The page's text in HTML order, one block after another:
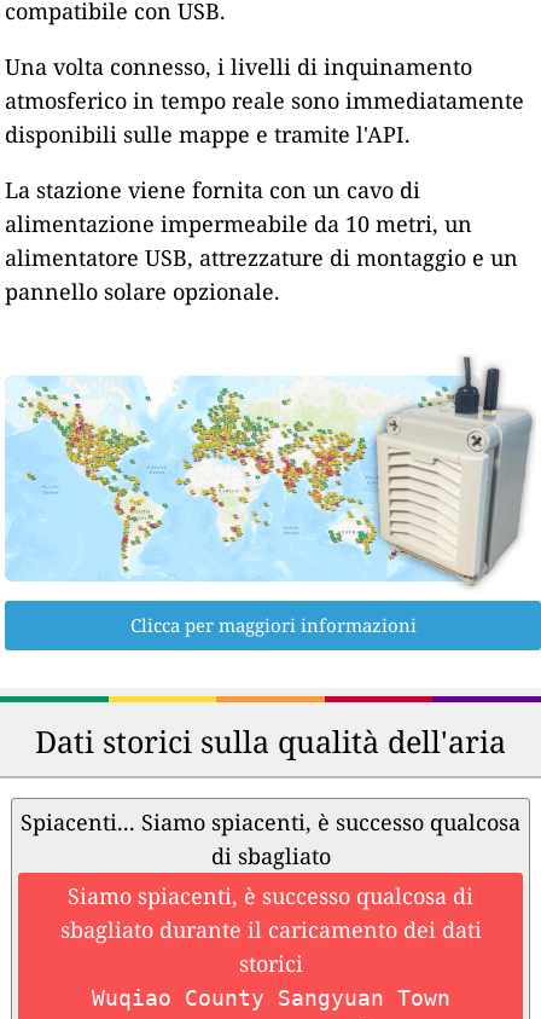
compatibile con USB.
Una volta connesso, i livelli di inquinamento
atmosferico in tempo reale sono immediatamente
disponibili sulle mappe e tramite l'API.
La stazione viene fornita con un cavo di
alimentazione impermeabile da 10 metri, un
alimentatore USB, attrezzature di montaggio e un
pannello solare opzionale.
Clicca per maggiori informazioni
Dati storici sulla qualità dell'aria
Spiacenti... Siamo spiacenti, è successo qualcosa
di sbagliato
Siamo spiacenti, è successo qualcosa di
sbagliato durante il caricamento dei dati
storici
Wuqiao County Sangyuan Town